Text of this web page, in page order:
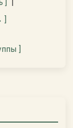
]
|
]
]